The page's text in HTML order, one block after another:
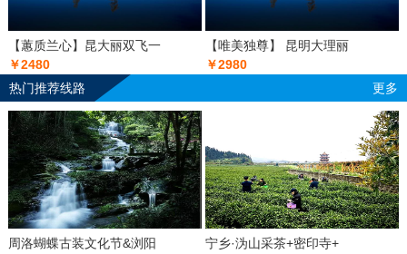
【蕙质兰心】昆大丽双飞一
￥2480
【唯美独尊】 昆明大理丽
￥2980
热门推荐线路
更多
周洛蝴蝶古装文化节&浏阳
宁乡·沩山采茶+密印寺+